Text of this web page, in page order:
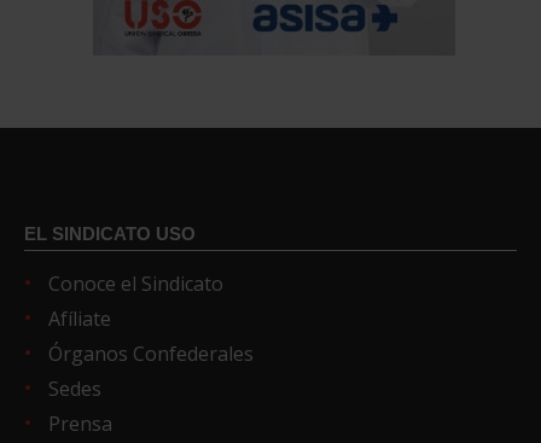
EL SINDICATO USO
Conoce el Sindicato
Afíliate
Órganos Confederales
Sedes
Prensa